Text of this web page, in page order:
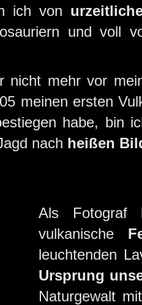
ich von
und voll
nicht mehr vor
meinen ersten
habe, bin
nach heißen
Als Fotograf
vulkanische
leuchtenden
Ursprung
Naturgewalt